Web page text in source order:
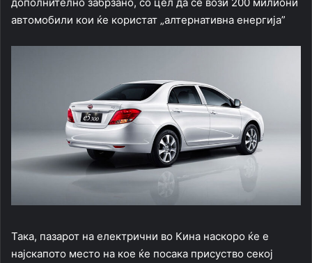
автомобили кои ќе користат „алтернативна енергија”
Така, пазарот на електрични во Кина наскоро ќе е
најскапото место на кое ќе посака присуство секој